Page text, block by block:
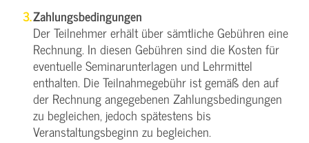
Zahlungsbedingungen
Der Teilnehmer erhält über sämtliche Gebühren eine
Rechnung. In diesen Gebühren sind die Kosten für
eventuelle Seminarunterlagen und Lehrmittel
enthalten. Die Teilnahmegebühr ist gemäß den auf
der Rechnung angegebenen Zahlungsbedingungen
zu begleichen, jedoch spätestens bis
Veranstaltungsbeginn zu begleichen.